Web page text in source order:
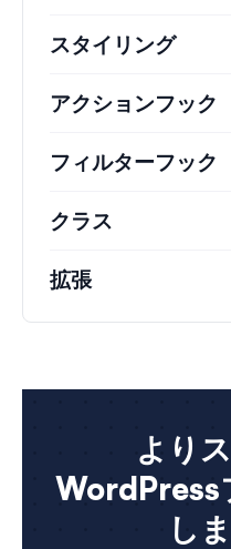
スタイリング
アクションフック
フィルターフック
クラス
拡張
より
WordPress
し